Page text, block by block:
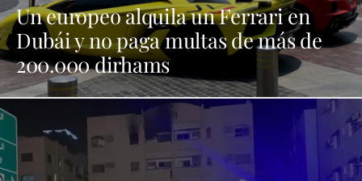
Un europeo alquila un Ferrari en
Dubái y no paga multas de más de
200.000 dirhams